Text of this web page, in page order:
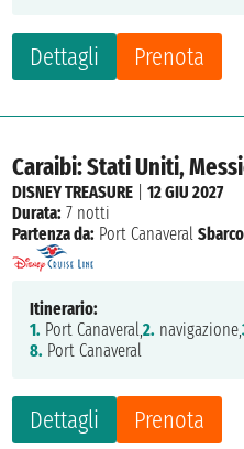
Dettagli Prenota
Caraibi: Stati Uniti,
Dettagli Prenota
DISNEY TREASURE |12 GIU 2027
Durata: 7 notti
Partenza da: Port Canaveral
Itinerario:
1. Port Canaveral,2. navigazione,
8. Port Canaveral